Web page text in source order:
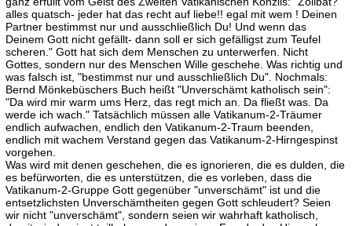
alles quatsch- jeder hat das recht auf liebe!! egal mit wem ! Deinen
Partner bestimmst nur und ausschließlich Du! Und wenn das
Deinem Gott nicht gefällt- dann soll er sich gefälligst zum Teufel
scheren." Gott hat sich dem Menschen zu unterwerfen. Nicht
Gottes, sondern nur des Menschen Wille geschehe. Was richtig und
was falsch ist, "bestimmst nur und ausschließlich Du". Nochmals:
Bernd Mönkebüschers Buch heißt "Unverschämt katholisch sein":
"Da wird mir warm ums Herz, das regt mich an. Da fließt was. Da
werde ich wach." Tatsächlich müssen alle Vatikanum-2-Träumer
endlich aufwachen, endlich den Vatikanum-2-Traum beenden,
endlich mit wachem Verstand gegen das Vatikanum-2-Hirngespinst
vorgehen.
Was wird mit denen geschehen, die es ignorieren, die es dulden, die
es befürworten, die es unterstützen, die es vorleben, dass die
Vatikanum-2-Gruppe Gott gegenüber "unverschämt" ist und die
entsetzlichsten Unverschämtheiten gegen Gott schleudert? Seien
wir nicht "unverschämt", sondern seien wir wahrhaft katholisch,